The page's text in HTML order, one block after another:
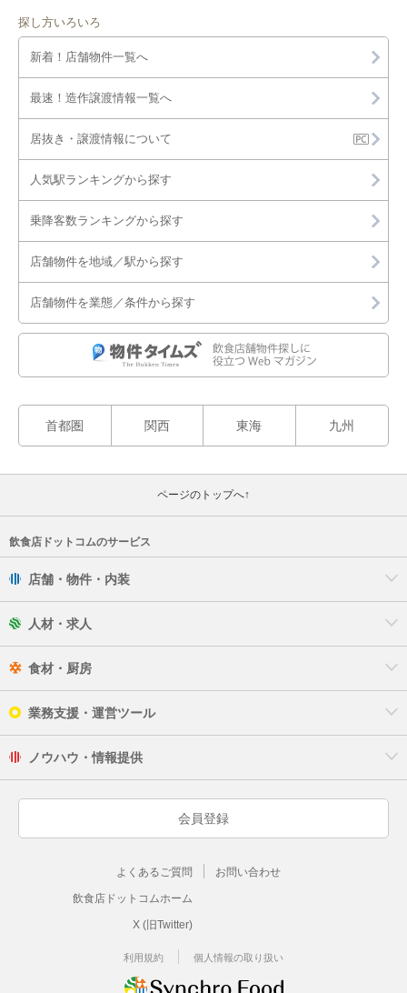
探し方いろいろ
新着！店舗物件一覧へ
最速！造作譲渡情報一覧へ
居抜き・譲渡情報について
人気駅ランキングから探す
乗降客数ランキングから探す
店舗物件を地域／駅から探す
店舗物件を業態／条件から探す
首都圏 関西 東海 九州
ページのトップへ↑
飲食店ドットコムのサービス
店舗・物件・内装
人材・求人
食材・厨房
業務支援・運営ツール
ノウハウ・情報提供
会員登録
よくあるご質問 お問い合わせ
飲食店ドットコムホーム
X (旧Twitter)
利用規約 個人情報の取り扱い